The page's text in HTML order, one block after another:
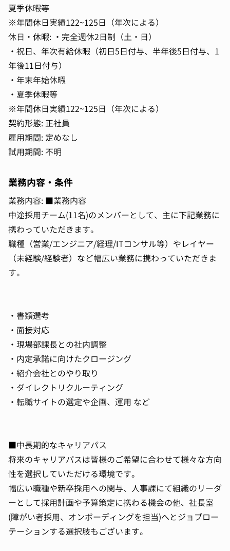
夏季休暇等
※年間休日実績122~125日（年次による）
休日・休暇: ・完全週休2日制（土・日）
・祝日、年次有給休暇（初日5日付与、半年後5日付与、1
年後11日付与）
・年末年始休暇
・夏季休暇等
※年間休日実績122~125日（年次による）
契約形態: 正社員
雇用期間: 定めなし
試用期間: 不明
業務内容・条件
業務内容: ■業務内容
中途採用チーム(11名)のメンバーとして、主に下記業務に
携わっていただきます。
職種（営業/エンジニア/経理/ITコンサル等）やレイヤー
（未経験/経験者）など幅広い業務に携わっていただきま
す。
・書類選考
・面接対応
・現場部課長との社内調整
・内定承諾に向けたクロージング
・紹介会社とのやり取り
・ダイレクトリクルーティング
・転職サイトの選定や企画、運用 など
■中長期的なキャリアパス
将来のキャリアパスは皆様のご希望に合わせて様々な方向
性を選択していただける環境です。
幅広い職種や新卒採用への関与、人事課にて組織のリーダ
ーとして採用計画や予算策定に携わる機会の他、社長室
(障がい者採用、オンボーディングを担当)へとジョブロー
テーションする選択肢もございます。